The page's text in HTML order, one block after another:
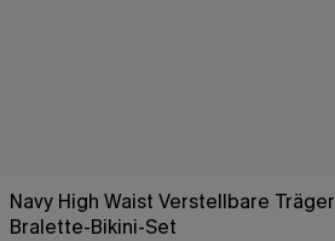
Navy High Waist Verstellbare Träger
Bralette-Bikini-Set